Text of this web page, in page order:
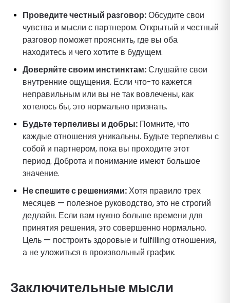
Проведите честный разговор:Обсудите свои
чувства и мысли с партнером. Открытый и честный
разговор поможет прояснить, где вы оба
находитесь и чего хотите в будущем.
Доверяйте своим инстинктам:Слушайте свои
внутренние ощущения. Если что-то кажется
неправильным или вы не так вовлечены, как
хотелось бы, это нормально признать.
Будьте терпеливы и добры: Помните, что
каждые отношения уникальны. Будьте терпеливы с
собой и партнером, пока вы проходите этот
период. Доброта и понимание имеют большое
значение.
Не спешите с решениями:Хотя правило трех
месяцев — полезное руководство, это не строгий
дедлайн. Если вам нужно больше времени для
принятия решения, это совершенно нормально.
Цель — построить здоровые и fulfilling отношения,
а не уложиться в произвольный график.
Заключительные мысли